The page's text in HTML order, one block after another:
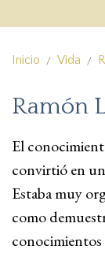
Inicio Vida
Ramón
El
convirtió en
Estaba muy
como
conocimientos